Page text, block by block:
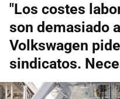
"Los costes
son demasiado
Volkswagen
sindicatos.